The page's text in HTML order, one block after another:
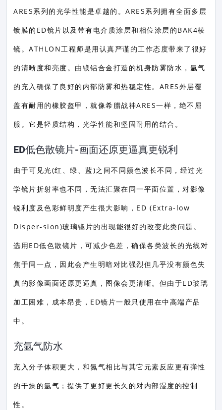
ARES系列的光学性能是卓越的。ARES系列拥有全面多层
镀膜的ED镜片以及带有电介质涂层和相位涂层的BAK4棱
镜。ATHLON工程师是用认真严谨的工作态度带来了很好
的清晰度和亮度。由镁铝合金打造的机身防雾防水，氩气
的充入确保了良好的内部防雾和热稳定性。ARES外层覆
盖有耐用的橡胶盔甲，就像希腊战神ARES一样，绝不屈
服。它是轻质结构，光学性能和坚固耐用的结合。
ED低色散镜片-画面还原更逼真更锐利
由于可见光(红、绿、蓝)之间不同颜色波长不同，经过光
学镜片折射率也不同，无法汇聚在同一平面位置，对影像
锐利度及色彩鲜明度产生很大影响，ED (Extra-low
Disper-sion)玻璃镜片的出现能很好的改变此类问题。
选用ED低色散镜片，可减少色差，确保各类波长的光线对
焦于同一点，因此会产生明暗对比强烈但几乎没有颜色失
真的影像画面还原更逼真，图像会更清晰。但由于ED玻璃
加工困难，成本昂贵，ED镜片一般只使用在中高端产品
中。
充氩气防水
充入分子体积更大，和氮气相比与其它元素反应更有弹性
的干燥的氩气；提供了更好更长久的对内部湿度的控制
性。